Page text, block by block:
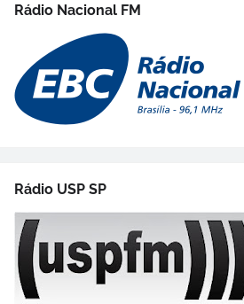
Rádio Nacional FM
Rádio USP SP